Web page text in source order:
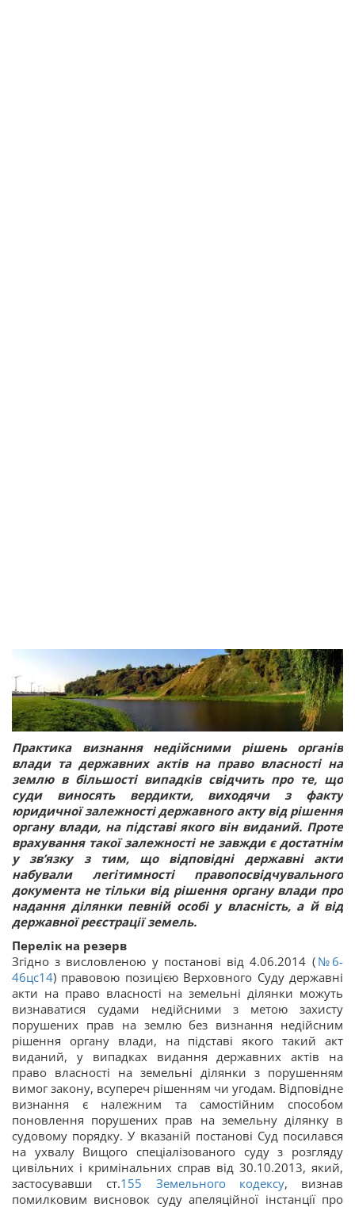
Практика визнання недійсними рішень органів
влади та державних актів на право власності на
землю в більшості випадків свідчить про те, що
суди виносять вердикти, виходячи з факту
юридичної залежності державного акту від рішення
органу влади, на підставі якого він виданий. Проте
врахування такої залежності не завжди є достатнім
у зв’язку з тим, що відповідні державні акти
набували легітимності правопосвідчувального
документа не тільки від рішення органу влади про
надання ділянки певній особі у власність, а й від
державної реєстрації земель.
Перелік на резерв
Згідно з висловленою у постанові від 4.06.2014 (№6-
46цс14) правовою позицією Верховного Суду державні
акти на право власності на земельні ділянки можуть
визнаватися судами недійсними з метою захисту
порушених прав на землю без визнання недійсним
рішення органу влади, на підставі якого такий акт
виданий, у випадках видання державних актів на
право власності на земельні ділянки з порушенням
вимог закону, всупереч рішенням чи угодам. Відповідне
визнання є належним та самостійним способом
поновлення порушених прав на земельну ділянку в
судовому порядку. У вказаній постанові Суд посилався
на ухвалу Вищого спеціалізованого суду з розгляду
цивільних і кримінальних справ від 30.10.2013, який,
застосувавши ст.155 Земельного кодексу, визнав
помилковим висновок суду апеляційної інстанції про